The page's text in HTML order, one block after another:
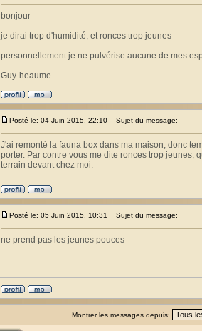
bonjour
je dirai trop d'humidité, et ronces trop jeunes
personnellement je ne pulvérise aucune de mes
Guy-heaume
Posté le: 04 Juin 2015, 22:10 Sujet du message:
J'ai remonté la fauna box dans ma maison, donc
porter. Par contre vous me dite ronces trop jeunes,
terrain devant chez moi.
Posté le: 05 Juin 2015, 10:31 Sujet du message:
ne prend pas les jeunes pouces
Montrer les messages depuis: